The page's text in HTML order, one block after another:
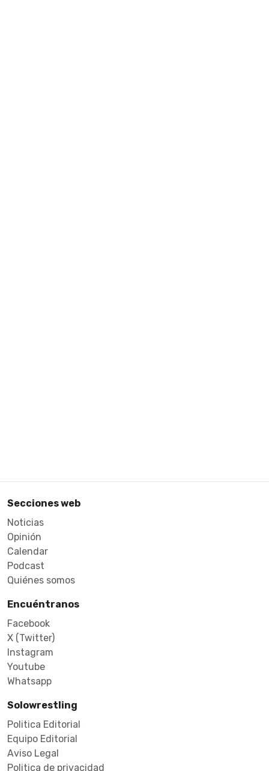
Secciones web
Noticias
Opinión
Calendar
Podcast
Quiénes somos
Encuéntranos
Facebook
X (Twitter)
Instagram
Youtube
Whatsapp
Solowrestling
Politica Editorial
Equipo Editorial
Aviso Legal
Politica de privacidad